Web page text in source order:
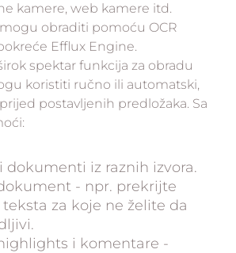
kamere, web kamere itd.
obraditi pomoću OCR
Efflux Engine.
spektar funkcija za obradu
koristiti ručno ili automatski,
postavljenih predložaka. Sa
dokumenti iz raznih izvora.
- npr. prekrijte
za koje ne želite da
i komentare -